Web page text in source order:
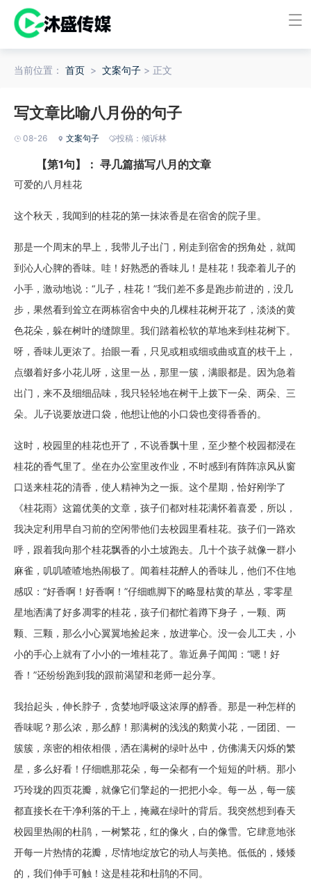
当前位置： 首页 > 文案句子 > 正文
写文章比喻八月份的句子
08-26 文案句子 投稿：倾诉林
【第1句】： 寻几篇描写八月的文章
可爱的八月桂花
这个秋天，我闻到的桂花的第一抹浓香是在宿舍的院子里。
那是一个周末的早上，我带儿子出门，刚走到宿舍的拐角处，就闻
到沁人心脾的香味。哇！好熟悉的香味儿！是桂花！我牵着儿子的
小手，激动地说：“儿子，桂花！”我们差不多是跑步前进的，没几
步，果然看到耸立在两栋宿舍中央的几棵桂花树开花了，淡淡的黄
色花朵，躲在树叶的缝隙里。我们踏着松软的草地来到桂花树下。
呀，香味儿更浓了。抬眼一看，只见或粗或细或曲或直的枝干上，
点缀着好多小花儿呀，这里一丛，那里一簇，满眼都是。因为急着
出门，来不及细细品味，我只轻轻地在树干上拨下一朵、两朵、三
朵。儿子说要放进口袋，他想让他的小口袋也变得香香的。
这时，校园里的桂花也开了，不说香飘十里，至少整个校园都浸在
桂花的香气里了。坐在办公室里改作业，不时感到有阵阵凉风从窗
口送来桂花的清香，使人精神为之一振。这个星期，恰好刚学了
《桂花雨》这篇优美的文章，孩子们都对桂花满怀着喜爱，所以，
我决定利用早自习前的空闲带他们去校园里看桂花。孩子们一路欢
呼，跟着我向那个桂花飘香的小土坡跑去。几十个孩子就像一群小
麻雀，叽叽喳喳地热闹极了。闻着桂花醉人的香味儿，他们不住地
感叹：“好香啊！好香啊！”仔细瞧脚下的略显枯黄的草丛，零零星
星地洒满了好多凋零的桂花，孩子们都忙着蹲下身子，一颗、两
颗、三颗，那么小心翼翼地捡起来，放进掌心。没一会儿工夫，小
小的手心上就有了小小的一堆桂花了。靠近鼻子闻闻：“嗯！好
香！”还纷纷跑到我的跟前渴望和老师一起分享。
我抬起头，伸长脖子，贪婪地呼吸这浓厚的醇香。那是一种怎样的
香味呢？那么浓，那么醇！那满树的浅浅的鹅黄小花，一团团、一
簇簇，亲密的相依相偎，洒在满树的绿叶丛中，仿佛满天闪烁的繁
星，多么好看！仔细瞧那花朵，每一朵都有一个短短的叶柄。那小
巧玲珑的四页花瓣，就像它们擎起的一把把小伞。每一丛，每一簇
都直接长在干净利落的干上，掩藏在绿叶的背后。我突然想到春天
校园里热闹的杜鹃，一树繁花，红的像火，白的像雪。它肆意地张
开每一片热情的花瓣，尽情地绽放它的动人与美艳。低低的，矮矮
的，我们伸手可触！这是桂花和杜鹃的不同。